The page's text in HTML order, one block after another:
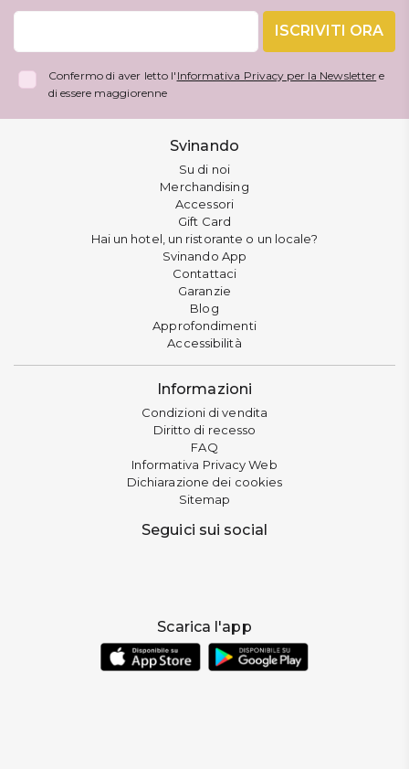
ISCRIVITI ORA
Confermo di aver letto l' Informativa Privacy per la Newsletter e
di essere maggiorenne
Svinando
Su di noi
Merchandising
Accessori
Gift Card
Hai un hotel, un ristorante o un locale?
Svinando App
Contattaci
Garanzie
Blog
Approfondimenti
Accessibilità
Informazioni
Condizioni di vendita
Diritto di recesso
FAQ
Informativa Privacy Web
Dichiarazione dei cookies
Sitemap
Seguici sui social
Scarica l'app